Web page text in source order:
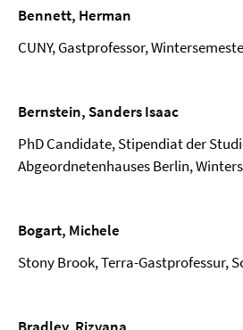
Bennett, Herman
CUNY, Gastprofessor,
Bernstein, Sanders Isaac
PhD Candidate, Stipendiat der
Abgeordnetenhauses Berlin,
Bogart, Michele
Stony Brook, Terra-Gastprofessur,